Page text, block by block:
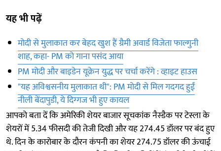
यह भी पढ़ें
मोदी से मुलाकात कर बेहद खुश हैं ग्रैमी अवार्ड विजेता फाल्गुनी
शाह, कहा- PM को गाना पसंद आया
PM मोदी और बाइडेन यूक्रेन युद्ध पर चर्चा करेंगे : व्हाइट हाउस
"यह अविश्वसनीय मुलाकात थी": PM मोदी से मिल गदगद हुईं
नीली बेंदापुडी, ये दिग्‍गज भी हुए कायल
आपको बता दें कि अमेरिकी शेयर बाजार सूचकांक नैस्डैक पर टेस्ला के
शेयरों में 5.34 फीसदी की तेजी दिखी और यह 274.45 डॉलर पर बंद हुए
थे. दिन के कारोबार के दौरन कंपनी का शेयर 274.75 डॉलर की ऊंचाई